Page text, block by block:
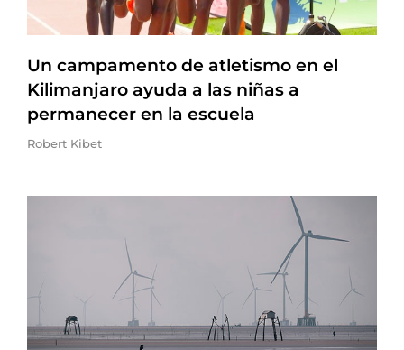
Un campamento de atletismo en el
Kilimanjaro ayuda a las niñas a
permanecer en la escuela
Robert Kibet